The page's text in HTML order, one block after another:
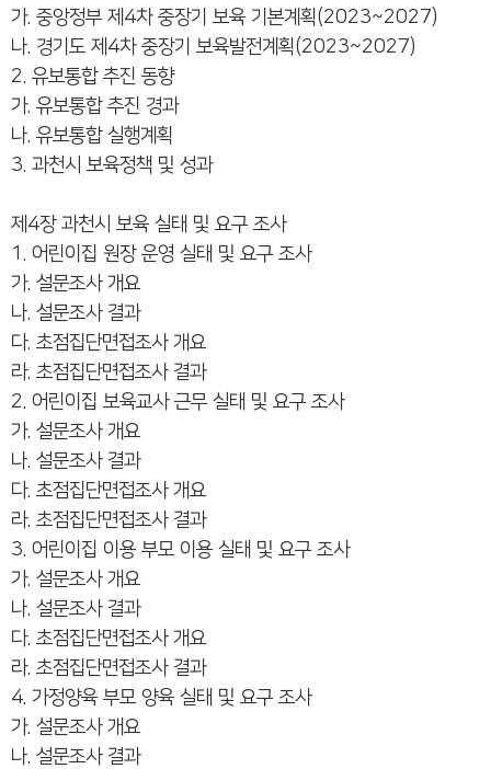
가. 중앙정부 제4차 중장기 보육 기본계획(2023~2027)
나. 경기도 제4차 중장기 보육발전계획(2023~2027)
2. 유보통합 추진 동향
가. 유보통합 추진 경과
나. 유보통합 실행계획
3. 과천시 보육정책 및 성과
제4장 과천시 보육 실태 및 요구 조사
1. 어린이집 원장 운영 실태 및 요구 조사
가. 설문조사 개요
나. 설문조사 결과
다. 초점집단면접조사 개요
라. 초점집단면접조사 결과
2. 어린이집 보육교사 근무 실태 및 요구 조사
가. 설문조사 개요
나. 설문조사 결과
다. 초점집단면접조사 개요
라. 초점집단면접조사 결과
3. 어린이집 이용 부모 이용 실태 및 요구 조사
가. 설문조사 개요
나. 설문조사 결과
다. 초점집단면접조사 개요
라. 초점집단면접조사 결과
4. 가정양육 부모 양육 실태 및 요구 조사
가. 설문조사 개요
나. 설문조사 결과